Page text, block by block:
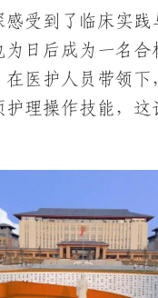
感受到了临床实践
为日后成为一名合
医护人员带领下
护理操作技能，这